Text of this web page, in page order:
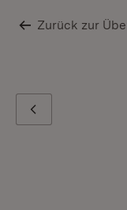
Zurück zur